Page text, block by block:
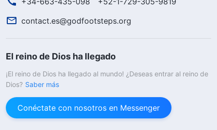
contact.es@godfootsteps.org
El reino de Dios ha llegado
¡El reino de Dios ha llegado al mundo! ¿Deseas entrar al reino de
Dios? Saber más
Conéctate con nosotros en Messenger